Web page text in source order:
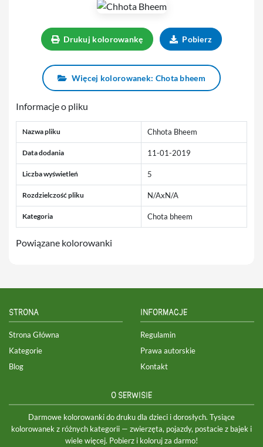
Drukuj kolorowankę Pobierz
Więcej kolorowanek: Chota bheem
Informacje o pliku
Nazwa pliku Chhota Bheem
Data dodania 11-01-2019
Liczba wyświetleń 5
Rozdzielczość pliku N/AxN/A
Kategoria Chota bheem
Powiązane kolorowanki
STRONA
Strona Główna
Kategorie
Blog
INFORMACJE
Regulamin
Prawa autorskie
Kontakt
O SERWISIE
Darmowe kolorowanki do druku dla dzieci i dorosłych. Tysiące
kolorowanek z różnych kategorii — zwierzęta, pojazdy, postacie z bajek i
wiele więcej. Pobierz i koloruj za darmo!